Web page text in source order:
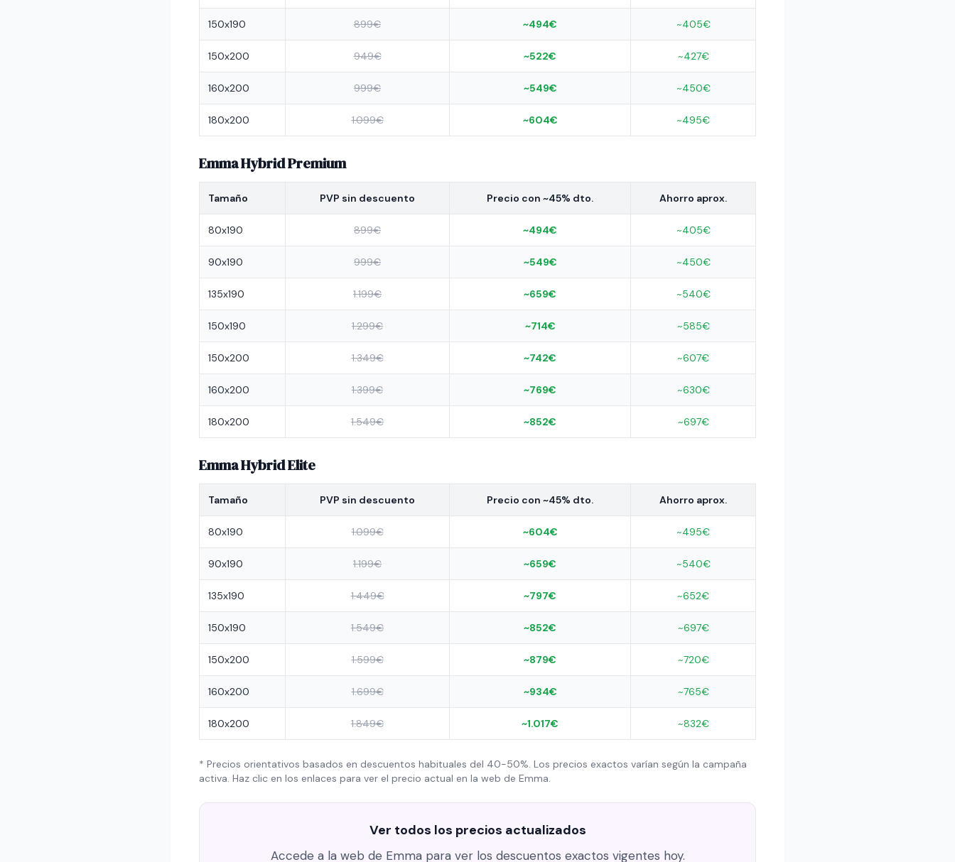
150x190 899€ ~494€ ~405€
150x200 949€ ~522€ ~427€
160x200 999€ ~549€ ~450€
180x200 1.099€ ~604€ ~495€
Emma Hybrid Premium
Tamaño PVP sin descuento Precio con ~45% dto. Ahorro aprox.
80x190 899€ ~494€ ~405€
90x190 999€ ~549€ ~450€
135x190 1.199€ ~659€ ~540€
150x190 1.299€ ~714€ ~585€
150x200 1.349€ ~742€ ~607€
160x200 1.399€ ~769€ ~630€
180x200 1.549€ ~852€ ~697€
Emma Hybrid Elite
Tamaño PVP sin descuento Precio con ~45% dto. Ahorro aprox.
80x190 1.099€ ~604€ ~495€
90x190 1.199€ ~659€ ~540€
135x190 1.449€ ~797€ ~652€
150x190 1.549€ ~852€ ~697€
150x200 1.599€ ~879€ ~720€
160x200 1.699€ ~934€ ~765€
180x200 1.849€ ~1.017€ ~832€
* Precios orientativos basados en descuentos habituales del 40-50%. Los precios exactos varían según la campaña
activa. Haz clic en los enlaces para ver el precio actual en la web de Emma.
Ver todos los precios actualizados
Accede a la web de Emma para ver los descuentos exactos vigentes hoy.